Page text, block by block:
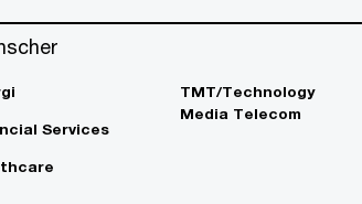
Services
TMT/Technology
Media Telecom